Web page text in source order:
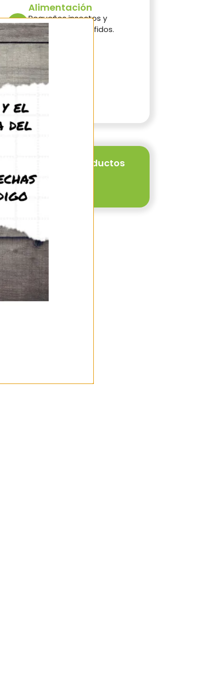
Alimentación
Pequeños insectos y
secreciones de áfidos.
Líquidos dulces
Carácter
Delicada
Mira todos los productos
de nuestra tienda
Ver productos